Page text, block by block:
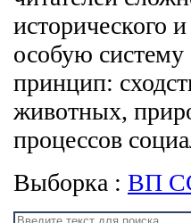
исторического
особую систему
принцип:
животных,
процессов
Выборка : ВП